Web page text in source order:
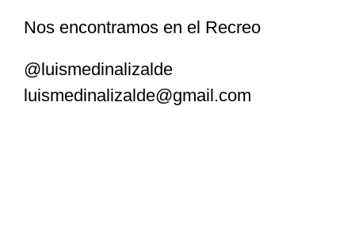
Nos encontramos en el Recreo
@luismedinalizalde
luismedinalizalde@gmail.com